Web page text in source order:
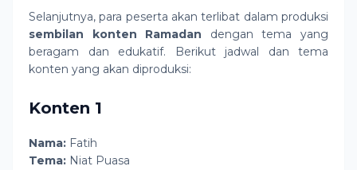
Selanjutnya, para peserta akan terlibat dalam produksi
sembilan konten Ramadan dengan tema yang
beragam dan edukatif. Berikut jadwal dan tema
konten yang akan diproduksi:
Konten 1
Nama: Fatih
Tema: Niat Puasa